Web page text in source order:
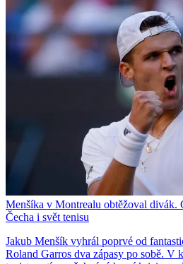
Menšíka v Montrealu obtěžoval divák.
Čecha i svět tenisu
Jakub Menšík vyhrál poprvé od
Roland Garros dva zápasy po sobě. V